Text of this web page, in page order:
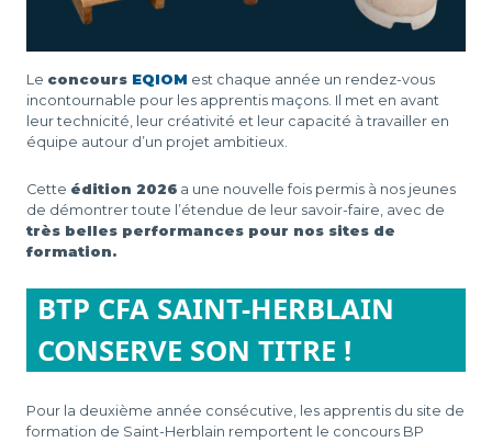
Le concours EQIOM est chaque année un rendez-vous
incontournable pour les apprentis maçons. Il met en avant
leur technicité, leur créativité et leur capacité à travailler en
équipe autour d’un projet ambitieux.
Cette édition 2026 a une nouvelle fois permis à nos jeunes
de démontrer toute l’étendue de leur savoir-faire, avec de
très belles performances pour nos sites de
formation.
BTP CFA SAINT-HERBLAIN
CONSERVE SON TITRE !
Pour la deuxième année consécutive, les apprentis du site de
formation de Saint-Herblain remportent le concours BP